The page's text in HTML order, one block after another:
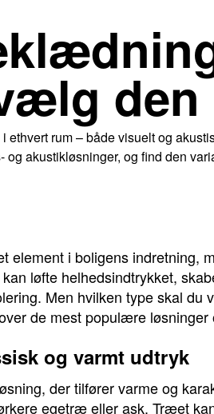
den
ethvert rum – både visuelt og
akustikløsninger, og find den
element i boligens indretning,
løfte helhedsindtrykket,
Men hvilken type skal
de mest populære løsninger
og varmt udtryk
der tilfører varme og
egetræ eller ask. Træet